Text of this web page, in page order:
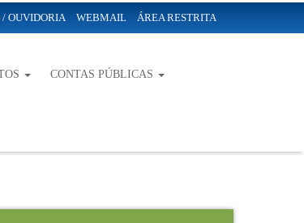
/ OUVIDORIA WEBMAIL ÁREA RESTRITA
CONTAS PÚBLICAS